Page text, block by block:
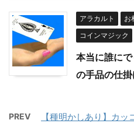
アラカルト お
コインマジック
本当に誰に
の手品の仕
PREV
【種明かしあり】カ